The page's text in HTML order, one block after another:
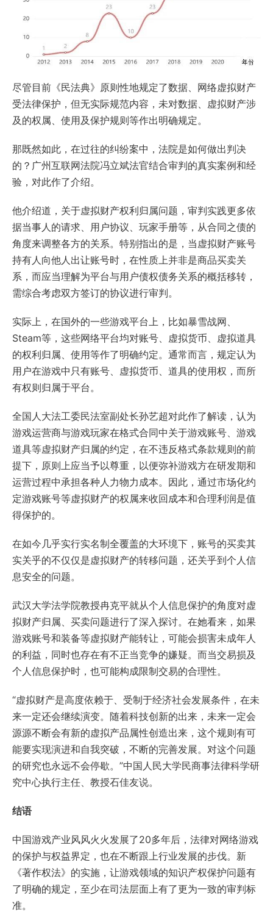
尽管目前《民法典》原则性地规定了数据、网络虚拟财产
受法律保护，但无实际规范内容，未对数据、虚拟财产涉
及的权属、使用及保护规则等作出明确规定。
那既然如此，在过往的纠纷案中，法院是如何做出判决
的？广州互联网法院冯立斌法官结合审判的真实案例和经
验，对此作了介绍。
他介绍道，关于虚拟财产权利归属问题，审判实践更多依
据当事人的请求、用户协议、玩家手册等，从合同之债的
角度来调整各方的关系。特别指出的是，当虚拟财产账号
持有人向他人出让账号时，在性质上并非是商品买卖关
系，而应当理解为平台与用户债权债务关系的概括移转，
需综合考虑双方签订的协议进行审判。
实际上，在国外的一些游戏平台上，比如暴雪战网、
Steam等，这些网络平台均对账号、虚拟货币、虚拟道具
的权利归属、使用等作了明确约定。通常而言，规定认为
用户在游戏中只有账号、虚拟货币、道具的使用权，而所
有权则归属于平台。
全国人大法工委民法室副处长孙艺超对此作了解读，认为
游戏运营商与游戏玩家在格式合同中关于游戏账号、游戏
道具等虚拟财产归属的约定，在不违反格式条款规则的前
提下，原则上应当予以尊重，以便弥补游戏方在研发期和
运营过程中承担各种人力物力成本。因此，通过市场化约
定游戏账号等虚拟财产的权属来收回成本和合理利润是值
得保护的。
在如今几乎实行实名制全覆盖的大环境下，账号的买卖其
实关乎的不仅仅是虚拟财产的转移问题，还关乎到个人信
息安全的问题。
武汉大学法学院教授冉克平就从个人信息保护的角度对虚
拟财产归属、买卖问题进行了深入探讨。在她看来，如果
游戏账号和装备等虚拟财产能转让，可能会损害未成年人
的利益，同时也存在有不正当竞争的嫌疑。而当交易损及
个人信息保护时，也可能构成限制交易的合理性。
“虚拟财产是高度依赖于、受制于经济社会发展条件，在未
来一定还会继续演变。随着科技创新的出来，未来一定会
源源不断会有新的虚拟产品属性创造出来，这个规则有可
能要实现演进和自我突破，不断的完善发展。对这个问题
的研究也永远不会停歇。”中国人民大学民商事法律科学研
究中心执行主任、教授石佳友说。
结语
中国游戏产业风风火火发展了20多年后，法律对网络游戏
的保护与权益界定，也在不断跟上行业发展的步伐。新
《著作权法》的实施，让游戏领域的知识产权保护问题有
了明确的规定，至少在司法层面上有了更为一致的审判标
准。